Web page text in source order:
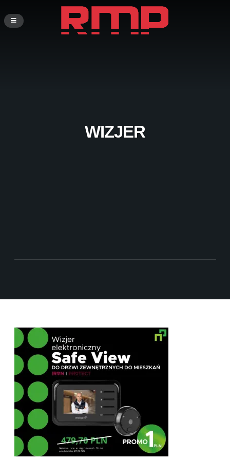
WIZJER